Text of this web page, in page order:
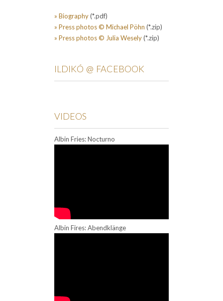
» Biography(*.pdf)
» Press photos © Michael Pöhn (*.zip)
» Press photos © Julia Wesely(*.zip)
ILDIKÓ @ FACEBOOK
VIDEOS
Albin Fries: Nocturno
Albin Fires: Abendklänge